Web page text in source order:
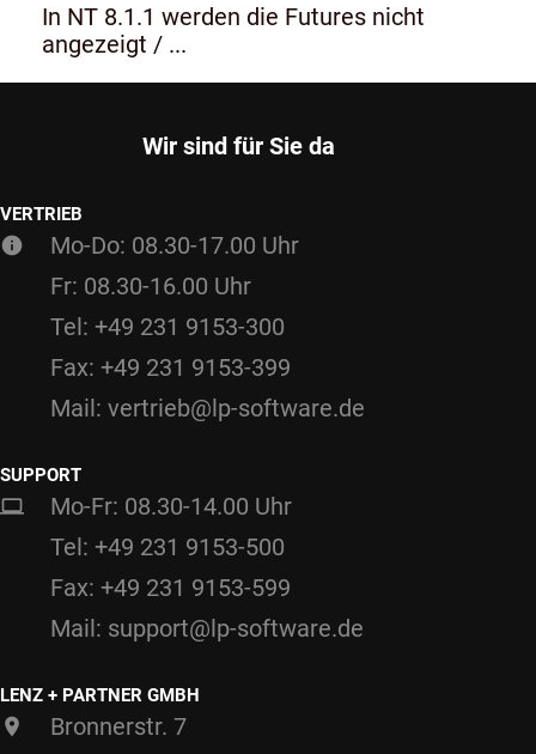
In NT 8.1.1 werden die Futures nicht
angezeigt / ...
Wir sind für Sie da
VERTRIEB
Mo-Do: 08.30-17.00 Uhr
Fr: 08.30-16.00 Uhr
Tel: +49 231 9153-300
Fax: +49 231 9153-399
Mail: vertrieb@lp-software.de
SUPPORT
Mo-Fr: 08.30-14.00 Uhr
Tel: +49 231 9153-500
Fax: +49 231 9153-599
Mail: support@lp-software.de
LENZ + PARTNER GMBH
Bronnerstr. 7